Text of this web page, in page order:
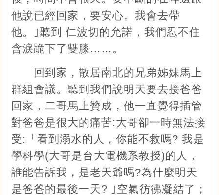
他說已經回家，要安心。我會去帶
他。｣聽到 仁波切的允諾，我們忍不住
含淚跪下了雙膝……。
回到家，散居南北的兄弟姊妹馬上
群組會議。聽到我們說明天要去接爸爸
回家，二哥馬上贊成，他一直覺得插管
對爸爸是很大的痛苦:大哥卻一時無法接
受:「看到溺水的人，你能不救嗎? 我是
學科學(大哥是台大電機系教授)的人，
誰能告訴我，是老天爺嗎?為什麼明天
是爸爸的最後一天? ｣空氣彷彿凝結了；